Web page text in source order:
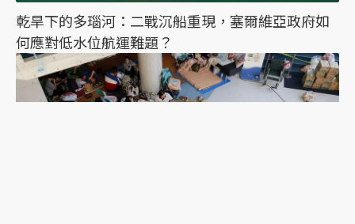
乾旱下的多瑙河：二戰沉船重現，塞爾維亞政府如
何應對低水位航運難題？